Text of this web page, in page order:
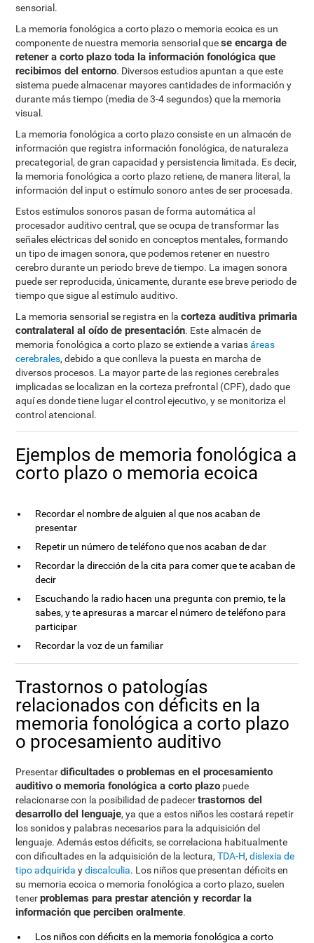
sensorial.
La memoria fonológica a corto plazo o memoria ecoica es un
componente de nuestra memoria sensorial quese encarga de
retener a corto plazo toda la información fonológica que
recibimos del entorno. Diversos estudios apuntan a que este
sistema puede almacenar mayores cantidades de información y
durante más tiempo (media de 3-4 segundos) que la memoria
visual.
La memoria fonológica a corto plazo consiste en un almacén de
información que registra información fonológica, de naturaleza
precategorial, de gran capacidad y persistencia limitada. Es decir,
la memoria fonológica a corto plazo retiene, de manera literal, la
información del input o estímulo sonoro antes de ser procesada.
Estos estímulos sonoros pasan de forma automática al
procesador auditivo central, que se ocupa de transformar las
señales eléctricas del sonido en conceptos mentales, formando
un tipo de imagen sonora, que podemos retener en nuestro
cerebro durante un periodo breve de tiempo. La imagen sonora
puede ser reproducida, únicamente, durante ese breve periodo de
tiempo que sigue al estímulo auditivo.
La memoria sensorial se registra en lacorteza auditiva primaria
contralateral al oído de presentación. Este almacén de
memoria fonológica a corto plazo se extiende a variasáreas
cerebrales, debido a que conlleva la puesta en marcha de
diversos procesos. La mayor parte de las regiones cerebrales
implicadas se localizan en la corteza prefrontal (CPF), dado que
aquí es donde tiene lugar el control ejecutivo, y se monitoriza el
control atencional.
Ejemplos de memoria fonológica a
corto plazo o memoria ecoica
Recordar el nombre de alguien al que nos acaban de
presentar
Repetir un número de teléfono que nos acaban de dar
Recordar la dirección de la cita para comer que te acaban de
decir
Escuchando la radio hacen una pregunta con premio, te la
sabes, y te apresuras a marcar el número de teléfono para
participar
Recordar la voz de un familiar
Trastornos o patologías
relacionados con déficits en la
memoria fonológica a corto plazo
o procesamiento auditivo
Presentardificultades o problemas en el procesamiento
auditivo o memoria fonológica a corto plazo puede
relacionarse con la posibilidad de padecertrastornos del
desarrollo del lenguaje, ya que a estos niños les costará repetir
los sonidos y palabras necesarios para la adquisición del
lenguaje. Además estos déficits, se correlaciona habitualmente
con dificultades en la adquisición de la lectura,TDA-H,dislexia de
tipo adquirida ydiscalculia. Los niños que presentan déficits en
su memoria ecoica o memoria fonológica a corto plazo, suelen
tenerproblemas para prestar atención y recordar la
información que perciben oralmente.
Los niños con déficits en la memoria fonológica a corto